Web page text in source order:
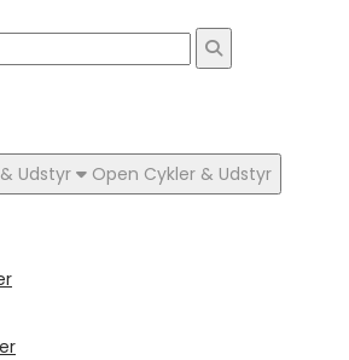
Udstyr
Open Cykler & Udstyr